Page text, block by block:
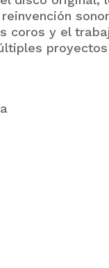
coros y el